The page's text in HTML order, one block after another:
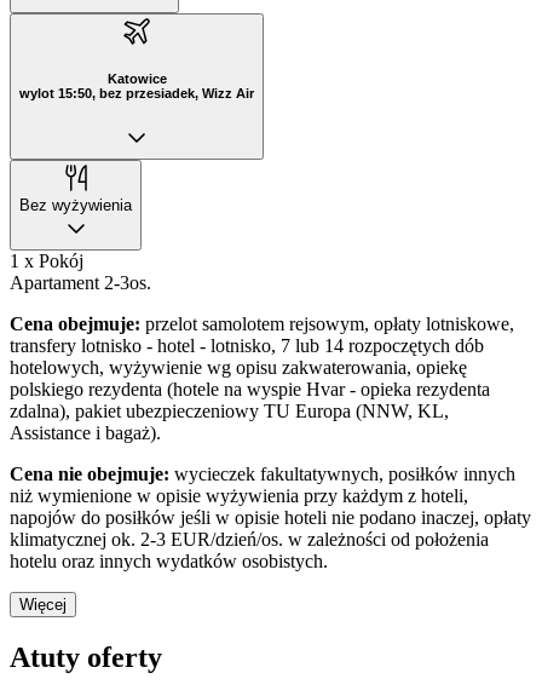
Katowice
wylot 15:50, bez przesiadek, Wizz Air
Bez wyżywienia
1 x Pokój
Apartament 2-3os.
Cena obejmuje: przelot samolotem rejsowym, opłaty lotniskowe,
transfery lotnisko - hotel - lotnisko, 7 lub 14 rozpoczętych dób
hotelowych, wyżywienie wg opisu zakwaterowania, opiekę
polskiego rezydenta (hotele na wyspie Hvar - opieka rezydenta
zdalna), pakiet ubezpieczeniowy TU Europa (NNW, KL,
Assistance i bagaż).
Cena nie obejmuje: wycieczek fakultatywnych, posiłków innych
niż wymienione w opisie wyżywienia przy każdym z hoteli,
napojów do posiłków jeśli w opisie hoteli nie podano inaczej, opłaty
klimatycznej ok. 2-3 EUR/dzień/os. w zależności od położenia
hotelu oraz innych wydatków osobistych.
Więcej
Atuty oferty